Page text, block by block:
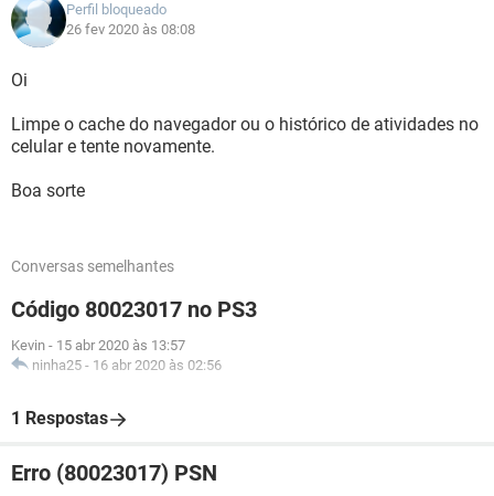
Perfil bloqueado
26 fev 2020 às 08:08
Oi
Limpe o cache do navegador ou o histórico de atividades no
celular e tente novamente.
Boa sorte
Conversas semelhantes
Código 80023017 no PS3
Kevin - 15 abr 2020 às 13:57
ninha25 - 16 abr 2020 às 02:56
1 Respostas
Erro (80023017) PSN